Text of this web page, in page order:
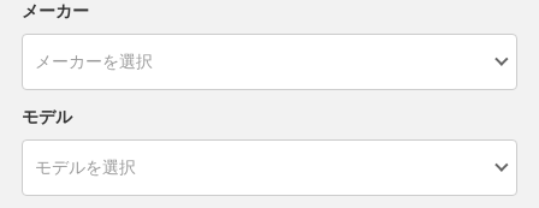
メーカー
モデル